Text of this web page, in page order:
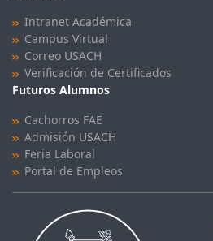
Intranet Académica
Campus Virtual
Correo USACH
Verificación de Certificados
Futuros Alumnos
Cachorros FAE
Admisión USACH
Feria Laboral
Portal de Empleos